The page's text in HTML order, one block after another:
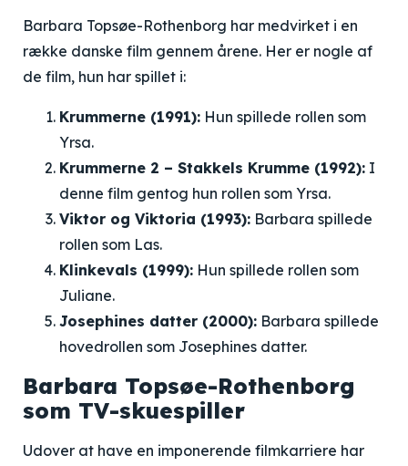
Barbara Topsøe-Rothenborg har medvirket i en
række danske film gennem årene. Her er nogle af
de film, hun har spillet i:
Krummerne (1991): Hun spillede rollen som
Yrsa.
Krummerne 2 – Stakkels Krumme (1992): I
denne film gentog hun rollen som Yrsa.
Viktor og Viktoria (1993): Barbara spillede
rollen som Las.
Klinkevals (1999): Hun spillede rollen som
Juliane.
Josephines datter (2000): Barbara spillede
hovedrollen som Josephines datter.
Barbara Topsøe-Rothenborg
som TV-skuespiller
Udover at have en imponerende filmkarriere har